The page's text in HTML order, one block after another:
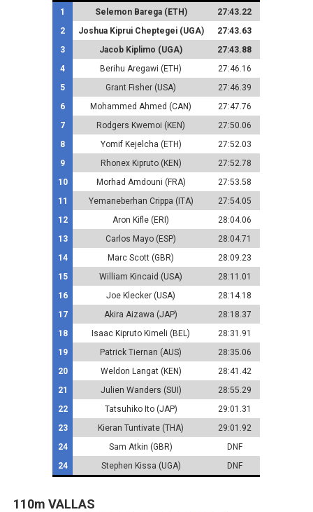
1 Selemon Barega (ETH)
27:43.22
2
Joshua Kiprui Cheptegei (UGA)
27:43.63
3
Jacob Kiplimo (UGA)
27:43.88
4
Berihu Aregawi (ETH)
27:46.16
5
Grant Fisher (USA)
27:46.39
6
Mohammed Ahmed (CAN)
27:47.76
7
Rodgers Kwemoi (KEN)
27:50.06
8
Yomif Kejelcha (ETH)
27:52.03
9
Rhonex Kipruto (KEN)
27:52.78
10
Morhad Amdouni (FRA)
27:53.58
11
Yemaneberhan Crippa (ITA)
27:54.05
12
Aron Kifle (ERI)
28:04.06
13
Carlos Mayo (ESP)
28:04.71
14
Marc Scott (GBR)
28:09.23
15
William Kincaid (USA)
28:11.01
16
Joe Klecker (USA)
28:14.18
17
Akira Aizawa (JAP)
28:18.37
18
Isaac Kipruto Kimeli (BEL)
28:31.91
19
Patrick Tiernan (AUS)
28:35.06
20
Weldon Langat (KEN)
28:41.42
21
Julien Wanders (SUI)
28:55.29
22
Tatsuhiko Ito (JAP)
29:01.31
23
Kieran Tuntivate (THA)
29:01.92
24
Sam Atkin (GBR)
DNF
24
Stephen Kissa (UGA) DNF
110m VALLAS